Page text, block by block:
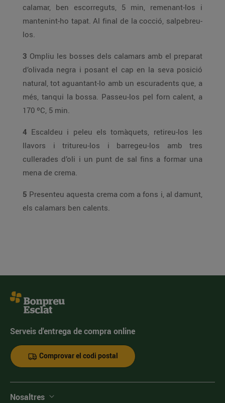
calamar, ben escorreguts, 5 min, remenant-los i
mantenint-ho tapat. Al final de la cocció, salpebreu-
los.
3 Ompliu les bosses dels calamars amb el preparat
d’olivada negra i posant el cap en la seva posició
natural, tot aguantant-lo amb un escuradents que, a
més, tanqui la bossa. Passeu-los pel forn calent, a
170 ºC, 5 min.
4 Escaldeu i peleu els tomàquets, retireu-los les
llavors i tritureu-los i barregeu-los amb tres
cullerades d’oli i un punt de sal fins a formar una
mena de crema.
5 Presenteu aquesta crema com a fons i, al damunt,
els calamars ben calents.
Serveis d'entrega de compra online
Comprovar el codi postal
Nosaltres